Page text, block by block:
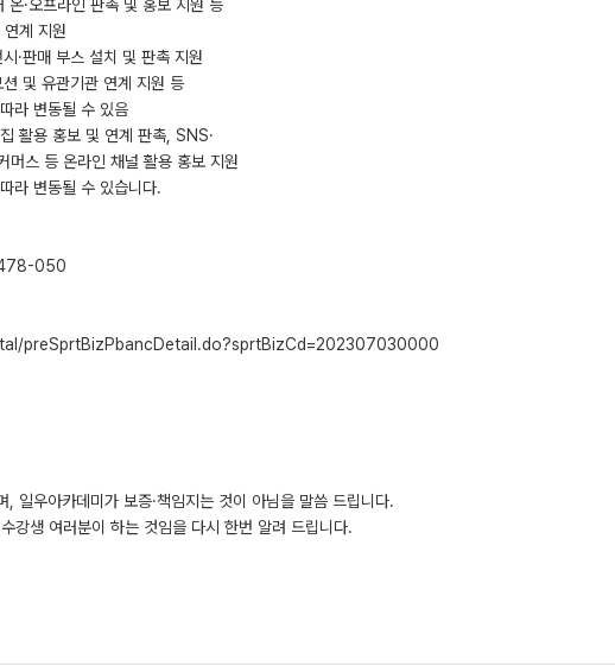
·오프라인 판촉 및 홍보 지원 등
계 지원
·판매 부스 설치 및 판촉 지원
및 유관기관 연계 지원 등
라 변동될 수 있음
활용 홍보 및 연계 판촉, SNS·
머스 등 온라인 채널 활용 홍보 지원
라 변동될 수 있습니다.
050
preSprtBizPbancDetail.do?sprtBizCd=202307030000
일우아카데미가 보증·책임지는 것이 아님을 말씀 드립니다.
강생 여러분이 하는 것임을 다시 한번 알려 드립니다.